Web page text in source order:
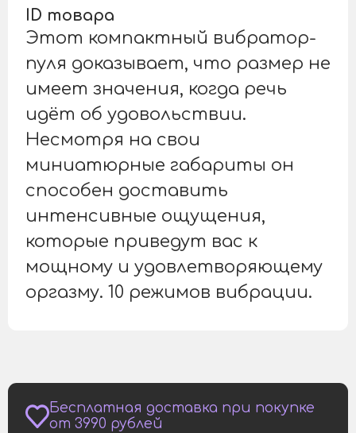
ID товара
Этот компактный вибратор-
пуля доказывает, что размер не
имеет значения, когда речь
идёт об удовольствии.
Несмотря на свои
миниатюрные габариты он
способен доставить
интенсивные ощущения,
которые приведут вас к
мощному и удовлетворяющему
оргазму. 10 режимов вибрации.
Бесплатная доставка при покупке
от 3990 рублей